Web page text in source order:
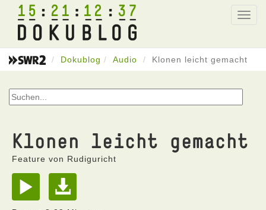
15 21 12 37
Dokublog Audio Klonen leicht gemacht
Klonen leicht gemacht
Feature von Rudiguricht